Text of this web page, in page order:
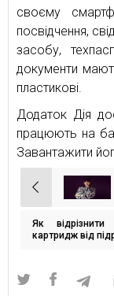
своєму
посвідчення,
засобу,
документи
пластикові.
Додаток Дія
працюють на
Завантажити
Навігація
записів
Як відрізнити
картридж від